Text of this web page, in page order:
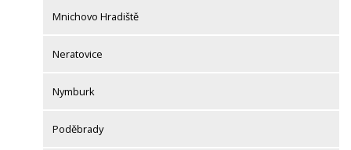
Mnichovo Hradiště
Neratovice
Nymburk
Poděbrady